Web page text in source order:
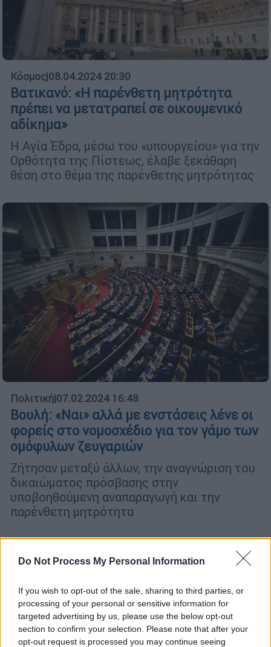
Do Not Process My Personal Information
If you wish to opt-out of the sale, sharing to third parties, or
processing of your personal or sensitive information for
targeted advertising by us, please use the below opt-out
section to confirm your selection. Please note that after your
opt-out request is processed you may continue seeing
Κόσμος|08.04.2024 20:30
Βατικανό: «Η παρένθετη μητρότητα
πρέπει να μετατραπεί σε οικουμενικό
αδίκημα»
Η Αγία Έδρα, μέσω του «υπουργείου» για την
Ορθότητα της Πίστεως, έλαβε ξεκάθαρη
θέση στο θέμα της παρένθετης μητρότητας
Πολιτική|07.02.2024 16:48
Βουλή: «Ναι» αλλά με ενστάσεις λένε οι
φορείς στο νομοσχέδιο για τον γάμο των
ομόφυλων ζευγαριών
Ζήτησαν μεταξύ άλλων, την αναγνώριση του
δικαιώματος πρόσβασης στην
υποβοηθούμενη αναπαραγωγή και την
παρένθετη μητρότητα